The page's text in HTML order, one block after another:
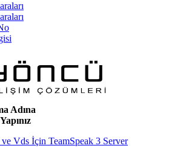
Adına
Vds İçin TeamSpeak 3 Server